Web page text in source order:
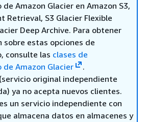
Amazon Glacier en Amazon S3,
Retrieval, S3 Glacier Flexible
Deep Archive. Para obtener
sobre estas opciones de
consulte las clases de
Amazon Glacier
.
original independiente
ya no acepta nuevos clientes.
un servicio independiente con
almacena datos en almacenes y